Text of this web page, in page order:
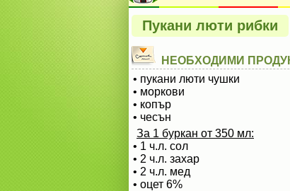
Пукани люти рибки
НЕОБХОДИМИ
• пукани люти чушки
• моркови
• копър
• чесън
За 1 буркан от 350 мл:
• 1 ч.л. сол
• 2 ч.л. захар
• 2 ч.л. мед
• оцет 6%